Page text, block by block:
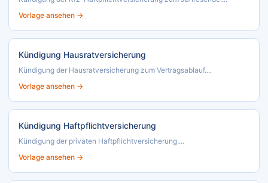
Vorlage ansehen →
Kündigung Hausratversicherung
Kündigung der Hausratversicherung zum Vertragsablauf....
Vorlage ansehen →
Kündigung Haftpflichtversicherung
Kündigung der privaten Haftpflichtversicherung....
Vorlage ansehen →